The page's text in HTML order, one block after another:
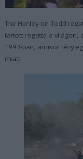
The Henley-on-Todd
tartott regatta a világon,
1993-ban, amikor
miatt.